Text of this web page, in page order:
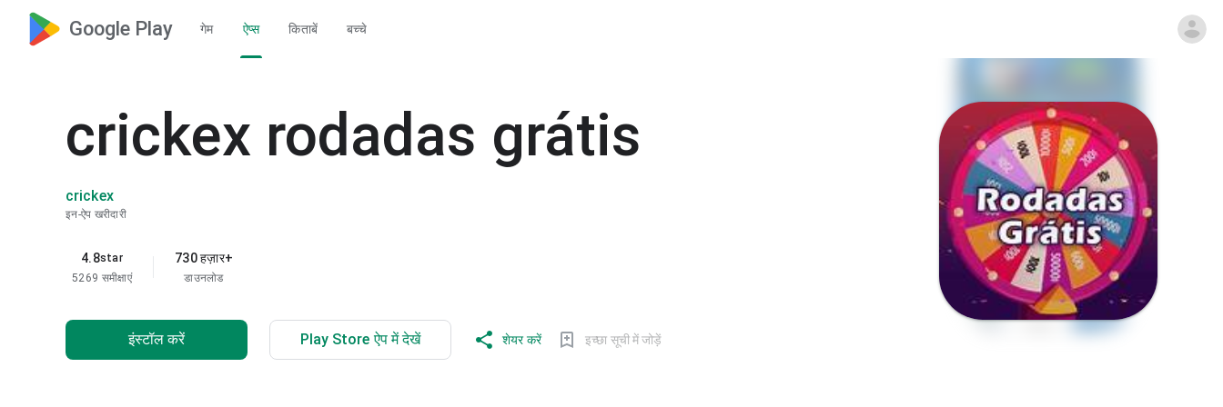
Google Play गेम ऐप्स किताबें बच्चे
crickex rodadas grátis
crickex
इन-ऐप खरीदारी
4.8star
5269 समीक्षाएं
730 हज़ार+
डाउनलोड
इंस्टॉल करें Play Store ऐप में देखें शेयर करें इच्छा सूची में जोड़ें